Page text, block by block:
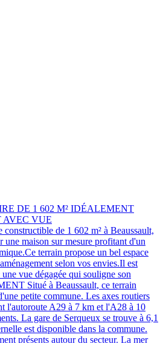
DE 1 602 M² IDÉALEMENT
AVEC VUE
de 1 602 m² à Beaussault,
maison sur mesure profitant d'un
terrain propose un bel espace
selon vos envies.Il est
vue dégagée qui souligne son
Situé à Beaussault, ce terrain
petite commune. Les axes routiers
l'autoroute A29 à 7 km et l'A28 à 10
La gare de Serqueux se trouve à 6,1
est disponible dans la commune.
présents autour du secteur. La mer